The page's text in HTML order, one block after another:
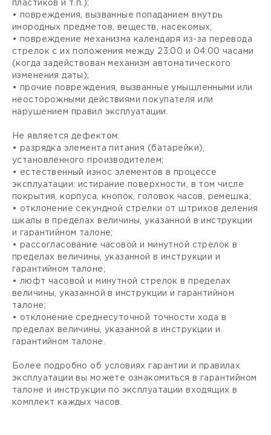
пластиков и т.п.);
• повреждения, вызванные попаданием внутрь
инородных предметов, веществ, насекомых;
• повреждение механизма календаря из-за перевода
стрелок с их положения между 23:00 и 04:00 часами
(когда задействован механизм автоматического
изменения даты);
• прочие повреждения, вызванные умышленными или
неосторожными действиями покупателя или
нарушением правил эксплуатации.
Не является дефектом:
• разрядка элемента питания (батарейки),
установленного производителем;
• естественный износ элементов в процессе
эксплуатации: истирание поверхности, в том числе
покрытия, корпуса, кнопок, головок часов, ремешка;
• отклонение секундной стрелки от штрихов деления
шкалы в пределах величины, указанной в инструкции
и гарантийном талоне;
• рассогласование часовой и минутной стрелок в
пределах величины, указанной в инструкции и
гарантийном талоне;
• люфт часовой и минутной стрелок в пределах
величины, указанной в инструкции и гарантийном
талоне;
• отклонение среднесуточной точности хода в
пределах величины, указанной в инструкции и
гарантийном талоне.
Более подробно об условиях гарантии и правилах
эксплуатации вы можете ознакомиться в гарантийном
талоне и инструкции по эксплуатации входящих в
комплект каждых часов.